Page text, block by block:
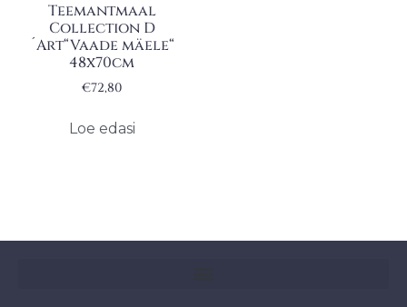
Teemantmaal
Collection D
´Art“Vaade mäele“
48x70cm
€72,80
Loe edasi